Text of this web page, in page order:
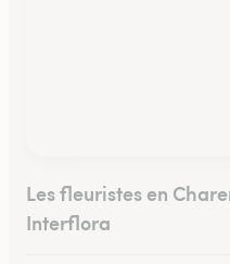
Les fleuristes en
Interflora